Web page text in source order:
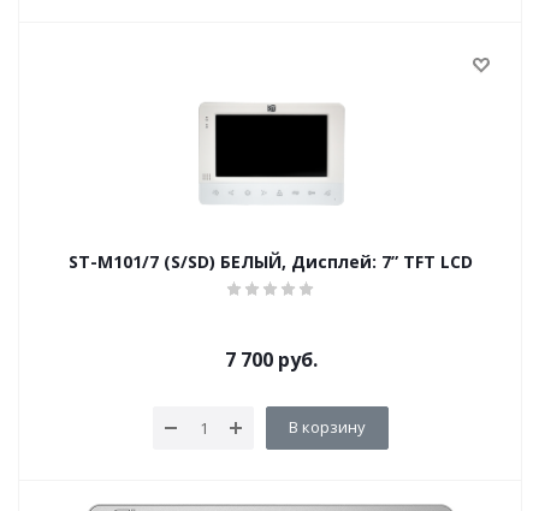
ST-M101/7 (S/SD) БЕЛЫЙ, Дисплей: 7” TFT LCD
7 700руб.
В корзину